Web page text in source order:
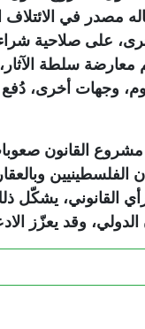
قاله مصدر في
على صلاحية شراء
معارضة سلطة
وجهات أخرى،
القانون
الفلسطينيين
القانوني، يشكّل
الدولي، وقد يعزّز